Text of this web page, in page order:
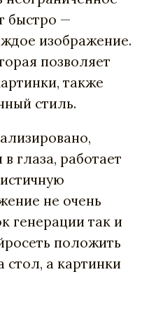
быстро —
изображение.
позволяет
также
стиль.
глаза, работает
не очень
генерации так и
положить
а картинки